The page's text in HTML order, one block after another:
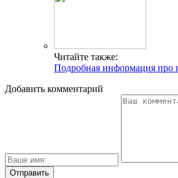
Читайте также:
Подробная информация про
Добавить комментарий